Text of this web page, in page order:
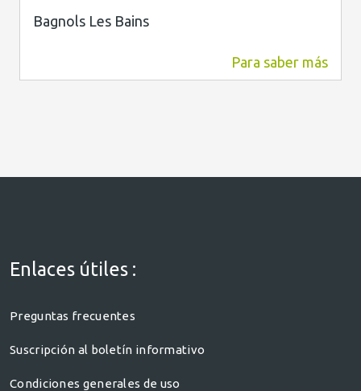
Bagnols Les Bains
Para saber más
Enlaces útiles :
Preguntas frecuentes
Suscripción al boletín informativo
Condiciones generales de uso